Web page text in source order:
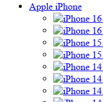
Apple iPhone